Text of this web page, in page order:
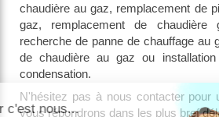
chaudière au gaz, remplacement de
gaz, remplacement de chaudière
recherche de panne de chauffage au
de chaudière au gaz ou
condensation.
N'hésitez pas à nous contacter pour
vous répondrons dans les plus bref